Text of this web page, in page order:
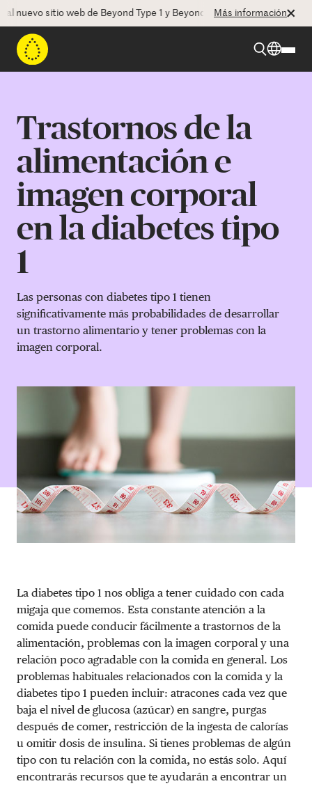
nuevo sitio web de Beyond Type 1 y Beyond Type 2! La CEO Deborah
Más información
Beyond Type 2
Recursos
Programas
Quienes somos
DONAR
Trastornos de la
alimentación e
imagen corporal
en la diabetes tipo
1
Las personas con diabetes tipo 1 tienen
significativamente más probabilidades de desarrollar
un trastorno alimentario y tener problemas con la
imagen corporal.
La diabetes tipo 1 nos obliga a tener cuidado con cada
migaja que comemos. Esta constante atención a la
comida puede conducir fácilmente a trastornos de la
alimentación, problemas con la imagen corporal y una
relación poco agradable con la comida en general. Los
problemas habituales relacionados con la comida y la
diabetes tipo 1 pueden incluir: atracones cada vez que
baja el nivel de glucosa (azúcar) en sangre, purgas
después de comer, restricción de la ingesta de calorías
u omitir dosis de insulina. Si tienes problemas de algún
tipo con tu relación con la comida, no estás solo. Aquí
encontrarás recursos que te ayudarán a encontrar un